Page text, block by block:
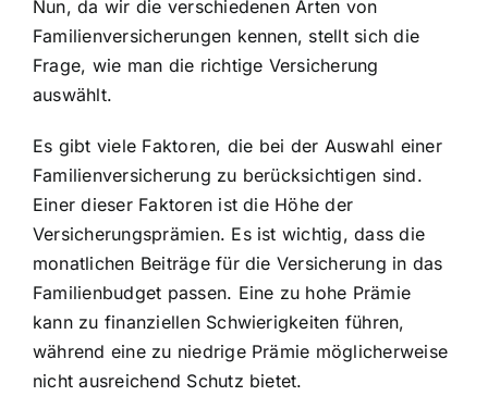
Nun, da wir die verschiedenen Arten von
Familienversicherungen kennen, stellt sich die
Frage, wie man die richtige Versicherung
auswählt.
Es gibt viele Faktoren, die bei der Auswahl einer
Familienversicherung zu berücksichtigen sind.
Einer dieser Faktoren ist die Höhe der
Versicherungsprämien. Es ist wichtig, dass die
monatlichen Beiträge für die Versicherung in das
Familienbudget passen. Eine zu hohe Prämie
kann zu finanziellen Schwierigkeiten führen,
während eine zu niedrige Prämie möglicherweise
nicht ausreichend Schutz bietet.